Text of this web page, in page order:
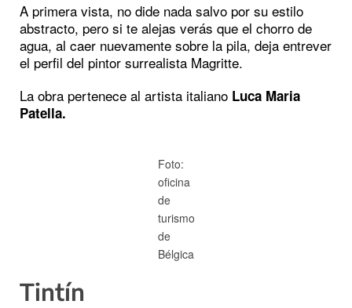
A primera vista, no dide nada salvo por su estilo
abstracto, pero si te alejas verás que el chorro de
agua, al caer nuevamente sobre la pila, deja entrever
el perfil del pintor surrealista Magritte.
La obra pertenece al artista italiano Luca Maria
Patella.
Foto:
oficina
de
turismo
de
Bélgica
Tintín